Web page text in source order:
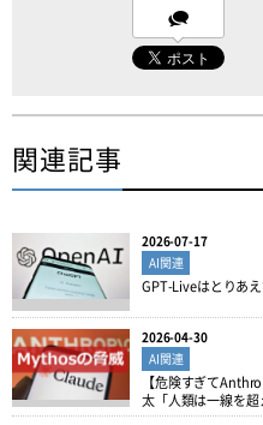
関連記事
2026-07-17
AI関連
GPT-Liveはとりあ
2026-04-30
AI関連
【危険すぎて
太「人類は一線を超